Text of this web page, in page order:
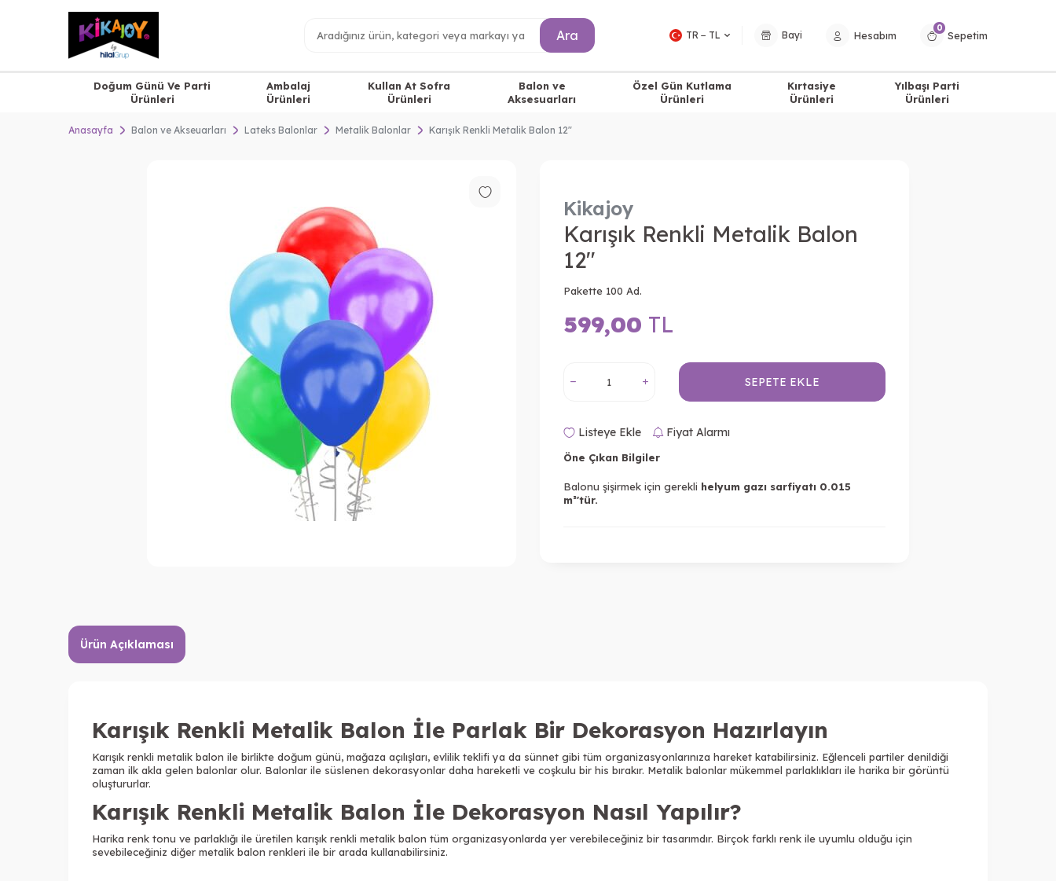
Ara TR − TL Bayi Hesabım
0
Sepetim
Doğum Günü Ve Parti
Ürünleri
Ambalaj
Ürünleri
Kullan At Sofra
Ürünleri
Balon ve
Aksesuarları
Özel Gün Kutlama
Ürünleri
Kırtasiye
Ürünleri
Yılbaşı Parti
Ürünleri
Anasayfa Balon ve Akseuarları Lateks Balonlar Metalik Balonlar Karışık Renkli Metalik Balon 12"
Kikajoy
Karışık Renkli Metalik Balon
12"
Pakette 100 Ad.
599,00 TL
SEPETE EKLE
Listeye Ekle Fiyat Alarmı
Öne Çıkan Bilgiler
Balonu şişirmek için gerekli helyum gazı sarfiyatı 0.015
m³'tür.
Ürün Açıklaması
Karışık Renkli Metalik Balon İle Parlak Bir Dekorasyon Hazırlayın
Karışık renkli metalik balon ile birlikte doğum günü, mağaza açılışları, evlilik teklifi ya da sünnet gibi tüm organizasyonlarınıza hareket katabilirsiniz. Eğlenceli partiler denildiği
zaman ilk akla gelen balonlar olur. Balonlar ile süslenen dekorasyonlar daha hareketli ve coşkulu bir his bırakır. Metalik balonlar mükemmel parlaklıkları ile harika bir görüntü
oluştururlar.
Karışık Renkli Metalik Balon İle Dekorasyon Nasıl Yapılır?
Harika renk tonu ve parlaklığı ile üretilen karışık renkli metalik balon tüm organizasyonlarda yer verebileceğiniz bir tasarımdır. Birçok farklı renk ile uyumlu olduğu için
sevebileceğiniz diğer metalik balon renkleri ile bir arada kullanabilirsiniz.